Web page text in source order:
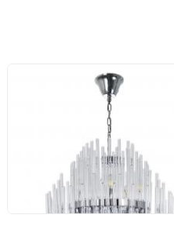
Люстра Divinare Bianca
6043/02 LM-10
101 990 руб.